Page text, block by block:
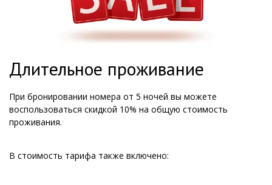
Длительное проживание
При бронировании номера от 5 ночей вы можете
воспользоваться скидкой 10% на общую стоимость
проживания.
В стоимость тарифа также включено: